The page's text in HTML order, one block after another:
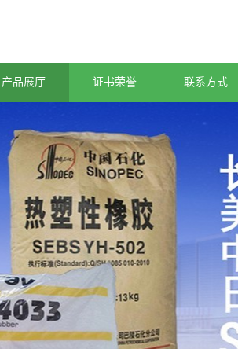
产品展厅 证书荣誉 联系方式